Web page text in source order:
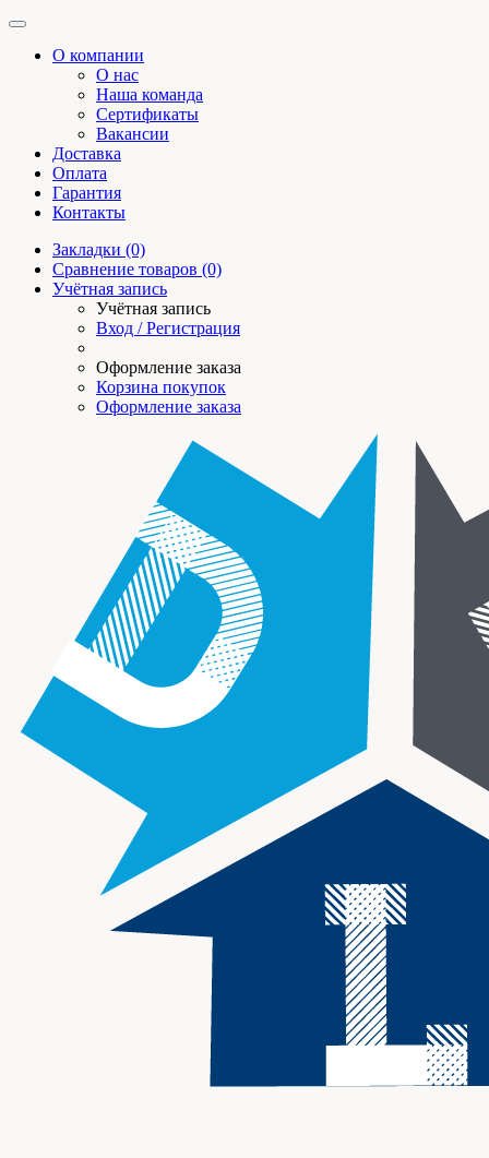
О компании
О нас
Наша команда
Сертификаты
Вакансии
Доставка
Оплата
Гарантия
Контакты
Закладки (0)
Сравнение товаров (0)
Учётная запись
Учётная запись
Вход / Регистрация
Оформление заказа
Корзина покупок
Оформление заказа